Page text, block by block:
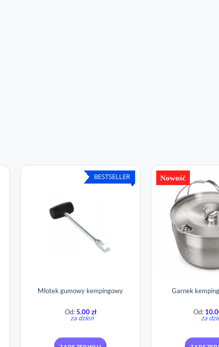
BESTSELLER
Młotek gumowy kempingowy
Od:5.00zł
za dzień
Nowość
Garnek
Od:
za